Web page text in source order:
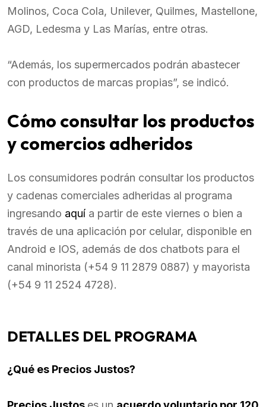
Molinos, Coca Cola, Unilever, Quilmes, Mastellone,
AGD, Ledesma y Las Marías, entre otras.
“Además, los supermercados podrán abastecer
con productos de marcas propias”, se indicó.
Cómo consultar los productos
y comercios adheridos
Los consumidores podrán consultar los productos
y cadenas comerciales adheridas al programa
ingresando aquí a partir de este viernes o bien a
través de una aplicación por celular, disponible en
Android e IOS, además de dos chatbots para el
canal minorista (+54 9 11 2879 0887) y mayorista
(+54 9 11 2524 4728).
DETALLES DEL PROGRAMA
¿Qué es Precios Justos?